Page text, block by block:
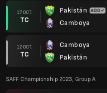
17 OCT.
TC
Pakistán
Camboya
12 OCT.
TC
Camboya
Pakistán
SAFF Championship 2023, Group A